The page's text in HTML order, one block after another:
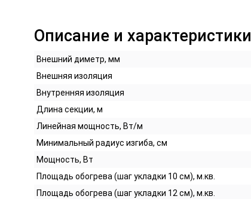
Описание и характеристики
Внешний диметр, мм
Внешняя изоляция
Внутренняя изоляция
Длина секции, м
Линейная мощность, Вт/м
Минимальный радиус изгиба, см
Мощность, Вт
Площадь обогрева (шаг укладки 10 см), м.кв.
Площадь обогрева (шаг укладки 12 см), м.кв.